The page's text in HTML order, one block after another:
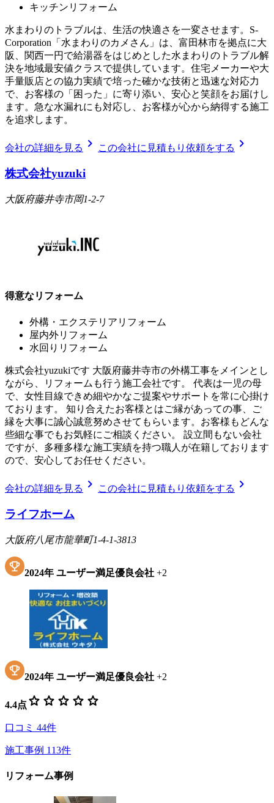
キッチンリフォーム
水まわりのトラブルは、生活の快適さを一変させます。S-
Corporation「水まわりのカメさん」は、富田林市を拠点に大
阪、関西一円で給湯器をはじめとした水まわりのトラブル解
決を地域最安値クラスで提供しています。住宅メーカーや大
手量販店との協力実績で培った確かな技術と迅速な対応力
で、お客様の「困った」に寄り添い、安心と笑顔をお届けし
ます。急な水漏れにも対応し、お客様が心から納得する施工
を追求します。
会社の詳細を見る chevron_right この会社に見積もり依頼をする chevron_right
株式会社yuzuki
大阪府藤井寺市岡1-2-7
得意なリフォーム
外構・エクステリアリフォーム
屋内外リフォーム
水回りリフォーム
株式会社yuzukiです 大阪府藤井寺市の外構工事をメインとし
ながら、リフォームも行う施工会社です。 代表は一児の母
で、女性目線できめ細やかなご提案やサポートを常に心掛け
ております。 知り合えたお客様とはご縁があっての事、ご
縁を大事に誠心誠意努めさせてもらいます。お客様もどんな
些細な事でもお気軽にご相談ください。 設立間もない会社
ですが、多種多様な施工実績を持つ職人が在籍しております
ので、安心してお任せください。
会社の詳細を見る chevron_right この会社に見積もり依頼をする chevron_right
ライフホーム
大阪府八尾市龍華町1-4-1-3813
2024年 ユーザー満足優良会社 +2
2024年 ユーザー満足優良会社 +2
4.4点 star star star star star
口コミ 44件
施工事例 113件
リフォーム事例